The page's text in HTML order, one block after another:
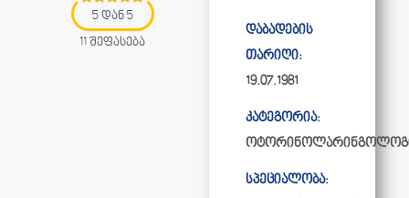
5 დან 5
11 შეფასება
დაბადების
თარიღი:
19.07.1981
კატეგორია:
სპეციალობა: